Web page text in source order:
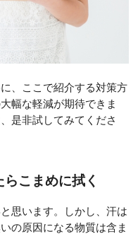
、ここで紹介する対策方
幅な軽減が期待できま
是非試してみてくださ
こまめに拭く
思います。しかし、汗は
の原因になる物質は含ま